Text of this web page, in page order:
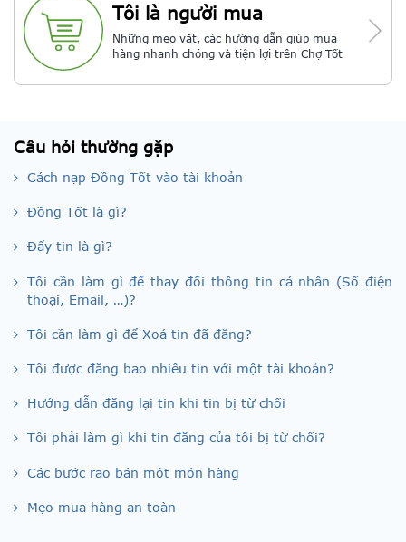
Tôi là người mua
Những mẹo vặt, các hướng dẫn giúp mua
hàng nhanh chóng và tiện lợi trên Chợ Tốt
Câu hỏi thường gặp
Cách nạp Đồng Tốt vào tài khoản
Đồng Tốt là gì?
Đẩy tin là gì?
Tôi cần làm gì để thay đổi thông tin cá nhân (Số điện
thoại, Email, …)?
Tôi cần làm gì để Xoá tin đã đăng?
Tôi được đăng bao nhiêu tin với một tài khoản?
Hướng dẫn đăng lại tin khi tin bị từ chối
Tôi phải làm gì khi tin đăng của tôi bị từ chối?
Các bước rao bán một món hàng
Mẹo mua hàng an toàn